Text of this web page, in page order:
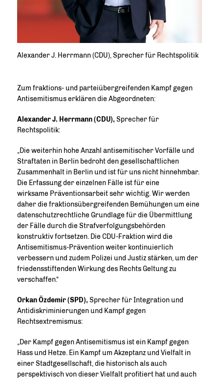
Alexander J. Herrmann (CDU), Sprecher für Rechtspolitik
Zum fraktions- und parteiübergreifenden Kampf gegen
Antisemitismus erklären die Abgeordneten:
Alexander J. Herrmann (CDU), Sprecher für
Rechtspolitik:
Die weiterhin hohe Anzahl antisemitischer Vorfälle und
Straftaten in Berlin bedroht den gesellschaftlichen
Zusammenhalt in Berlin und ist für uns nicht hinnehmbar.
Die Erfassung der einzelnen Fälle ist für eine
wirksame Präventionsarbeit sehr wichtig. Wir werden
daher die fraktionsübergreifenden Bemühungen um eine
datenschutzrechtliche Grundlage für die Übermittlung
der Fälle durch die Strafverfolgungsbehörden
konstruktiv fortsetzen. Die CDU-Fraktion wird die
Antisemitismus-Prävention weiter kontinuierlich
verbessern und zudem Polizei und Justiz stärken, um der
friedensstiftenden Wirkung des Rechts Geltung zu
verschaffen.“
Orkan Özdemir (SPD), Sprecher für Integration und
Antidiskriminierungen und Kampf gegen
Rechtsextremismus:
Der Kampf gegen Antisemitismus ist ein Kampf gegen
Hass und Hetze. Ein Kampf um Akzeptanz und Vielfalt in
einer Stadtgesellschaft, die historisch als auch
perspektivisch von dieser Vielfalt profitiert hat und auch